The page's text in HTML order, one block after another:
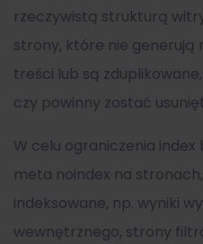
rzeczywistą strukturą
strony, które nie generują
treści lub są
czy powinny zostać
W celu ograniczenia
meta noindex na
indeksowane, np. wyniki
wewnętrznego, strony